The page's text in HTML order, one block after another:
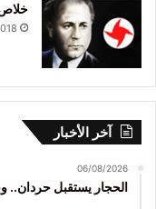
خلاص
آخر الأخبار
06/08/2026
الحجار يستقبل حردان..